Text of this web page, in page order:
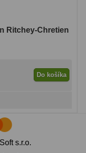
Ritchey-Chretien
Do košíka
s.r.o.